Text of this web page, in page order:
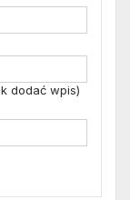
dodać wpis)